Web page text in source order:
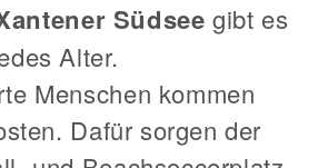
Südsee gibt es
Alter.
Menschen kommen
Dafür sorgen der